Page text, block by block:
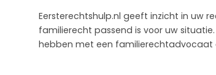
Eersterechtshulp.nl geeft inzicht in uw
familierecht passend is voor uw
hebben met een familierechtadvocaat